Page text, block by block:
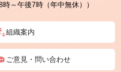
～午後7時（年中無休））
組織案内
ご意見・問い合わせ